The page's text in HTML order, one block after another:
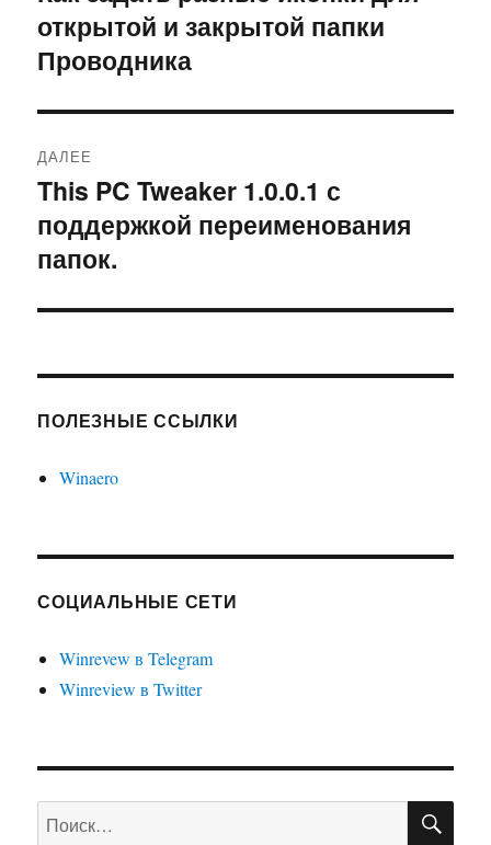
записям
запись:
открытой и закрытой папки
Проводника
ДАЛЕЕ
Следующая
запись:
This PC Tweaker 1.0.0.1 с
поддержкой переименования
папок.
ПОЛЕЗНЫЕ ССЫЛКИ
Winaero
СОЦИАЛЬНЫЕ СЕТИ
Winrevew в Telegram
Winreview в Twitter
Искать: